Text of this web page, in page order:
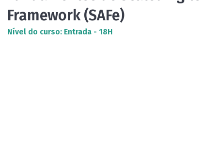
Framework (SAFe)
Nível do curso: Entrada - 18H